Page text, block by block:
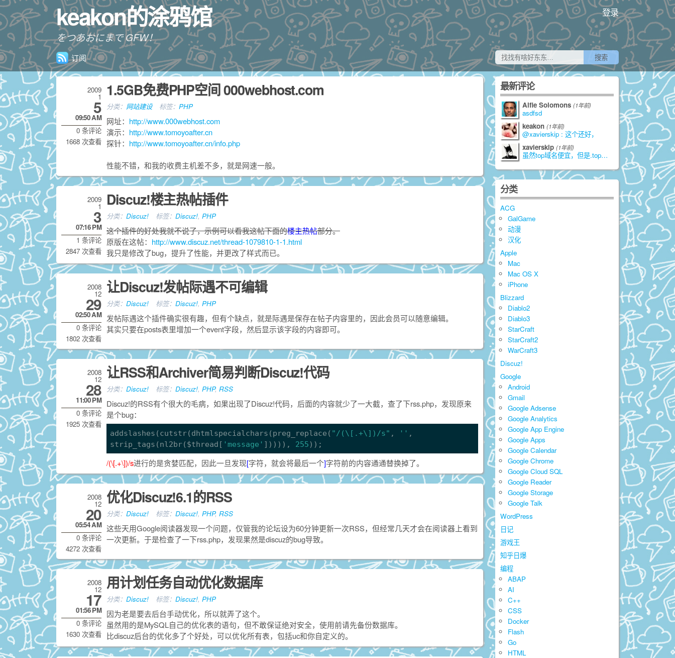
keakon的涂鸦馆
をつあおにまで GFW！
订阅
登录
1.5GB免费PHP空间 000webhost.com
2009
1
5
09:50 AM
0 条评论
1668 次查看
分类： 网站建设 标签： PHP
网址： http://www.000webhost.com
演示： http://www.tomoyoafter.cn
探针： http://www.tomoyoafter.cn/info.php
性能不错，和我的收费主机差不多，就是网速一般。
Discuz!楼主热帖插件
2009
1
3
07:16 PM
1 条评论
2847 次查看
分类： Discuz! 标签： Discuz!, PHP
这个插件的好处我就不说了，示例可以看我这帖下面的楼主热帖部分。
原版在这帖： http://www.discuz.net/thread-1079810-1-1.html
我只是修改了bug，提升了性能，并更改了样式而已。
让Discuz!发帖际遇不可编辑
2008
12
29
02:50 AM
0 条评论
1802 次查看
分类： Discuz! 标签： Discuz!, PHP
发帖际遇这个插件确实很有趣，但有个缺点，就是际遇是保存在帖子内容里的，因此会员可以随意编辑。
其实只要在posts表里增加一个event字段，然后显示该字段的内容即可。
让RSS和Archiver简易判断Discuz!代码
2008
12
28
11:00 PM
0 条评论
1925 次查看
分类： Discuz! 标签： Discuz!, PHP, RSS
Discuz!的RSS有个很大的毛病，如果出现了Discuz!代码，后面的内容就少了一大截，查了下rss.php，发现原来
是个bug：
addslashes(cutstr(dhtmlspecialchars(preg_replace( "/(\[.+\])/s" , '' ,
strip_tags(nl2br($thread[ 'message' ])))), 255));
/(\[.+\])/s进行的是贪婪匹配，因此一旦发现[字符，就会将最后一个]字符前的内容通通替换掉了。
优化Discuz!6.1的RSS
2008
12
20
05:54 AM
0 条评论
4272 次查看
分类： Discuz! 标签： Discuz!, PHP, RSS
这些天用Google阅读器发现一个问题，仅管我的论坛设为60分钟更新一次RSS，但经常几天才会在阅读器上看到
一次更新。于是检查了一下rss.php，发现果然是discuz的bug导致。
用计划任务自动优化数据库
2008
12
17
01:56 PM
0 条评论
1630 次查看
分类： Discuz! 标签： Discuz!, PHP
因为老是要去后台手动优化，所以就弄了这个。
虽然用的是MySQL自己的优化表的语句，但不敢保证绝对安全，使用前请先备份数据库。
比discuz后台的优化多了个好处，可以优化所有表，包括uc和你自定义的。
最新评论
Alfie Solomons (1年前)
asdfsd
keakon (1年前)
@xavierskip : 这个还好，
xavierskip (1年前)
虽然top域名便宜，但是.top是由江苏
分类
ACG
GalGame
动漫
汉化
Apple
Mac
Mac OS X
iPhone
Blizzard
Diablo2
Diablo3
StarCraft
StarCraft2
WarCraft3
Discuz!
Google
Android
Gmail
Google Adsense
Google Analytics
Google App Engine
Google Apps
Google Calendar
Google Chrome
Google Cloud SQL
Google Reader
Google Storage
Google Talk
WordPress
日记
游戏王
知乎日爆
编程
ABAP
AI
C++
CSS
Docker
Flash
Go
HTML